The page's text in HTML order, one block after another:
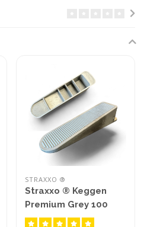
STRAXXO ®
Straxxo ® Keggen
Premium Grey 100
stuks